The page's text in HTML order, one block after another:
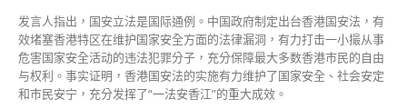
枉
费
心
机〉
中
发言人指出，国安立法是国际通例。中国政府制定出台香港国安法，有
效堵塞香港特区在维护国家安全方面的法律漏洞，有力打击一小撮从事
危害国家安全活动的违法犯罪分子，充分保障最大多数香港市民的自由
与权利。事实证明，香港国安法的实施有力维护了国家安全、社会安定
和市民安宁，充分发挥了“一法安香江”的重大成效。